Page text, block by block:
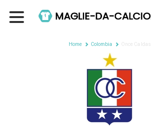
Home Colombia Once Caldas